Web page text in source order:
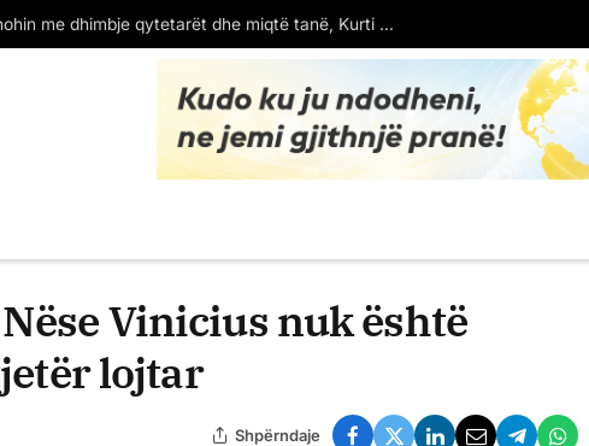
që lanë protestuesit në Bulevard (FOTO)
Vinicius nuk është
lojtar
Shpërndaje